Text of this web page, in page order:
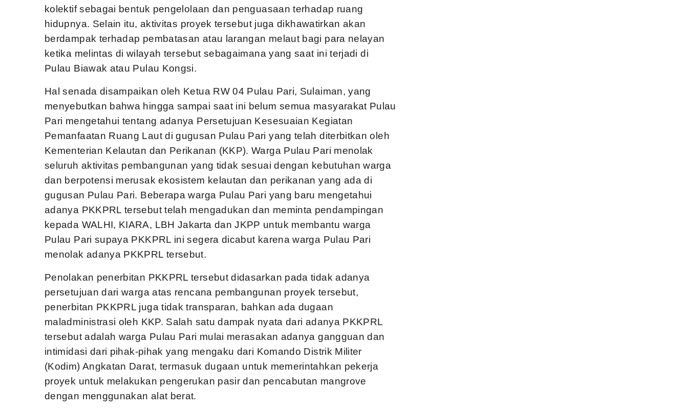
kolektif sebagai bentuk pengelolaan dan penguasaan terhadap ruang
hidupnya. Selain itu, aktivitas proyek tersebut juga dikhawatirkan akan
berdampak terhadap pembatasan atau larangan melaut bagi para nelayan
ketika melintas di wilayah tersebut sebagaimana yang saat ini terjadi di
Pulau Biawak atau Pulau Kongsi.
Hal senada disampaikan oleh Ketua RW 04 Pulau Pari, Sulaiman, yang
menyebutkan bahwa hingga sampai saat ini belum semua masyarakat Pulau
Pari mengetahui tentang adanya Persetujuan Kesesuaian Kegiatan
Pemanfaatan Ruang Laut di gugusan Pulau Pari yang telah diterbitkan oleh
Kementerian Kelautan dan Perikanan (KKP). Warga Pulau Pari menolak
seluruh aktivitas pembangunan yang tidak sesuai dengan kebutuhan warga
dan berpotensi merusak ekosistem kelautan dan perikanan yang ada di
gugusan Pulau Pari. Beberapa warga Pulau Pari yang baru mengetahui
adanya PKKPRL tersebut telah mengadukan dan meminta pendampingan
kepada WALHI, KIARA, LBH Jakarta dan JKPP untuk membantu warga
Pulau Pari supaya PKKPRL ini segera dicabut karena warga Pulau Pari
menolak adanya PKKPRL tersebut.
Penolakan penerbitan PKKPRL tersebut didasarkan pada tidak adanya
persetujuan dari warga atas rencana pembangunan proyek tersebut,
penerbitan PKKPRL juga tidak transparan, bahkan ada dugaan
maladministrasi oleh KKP. Salah satu dampak nyata dari adanya PKKPRL
tersebut adalah warga Pulau Pari mulai merasakan adanya gangguan dan
intimidasi dari pihak-pihak yang mengaku dari Komando Distrik Militer
(Kodim) Angkatan Darat, termasuk dugaan untuk memerintahkan pekerja
proyek untuk melakukan pengerukan pasir dan pencabutan mangrove
dengan menggunakan alat berat.